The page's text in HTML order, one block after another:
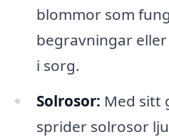
blommor som
begravningar
i sorg.
Solrosor: Med sitt
sprider solrosor